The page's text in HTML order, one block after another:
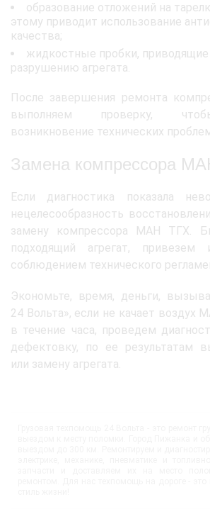
образование отложений на
этому приводит использование
качества;
жидкостные пробки,
разрушению агрегата.
После завершения ремонта
выполняем проверку,
возникновение технических
Замена компрессора
Если диагностика показала
нецелесообразность
замену компрессора МАН ТГХ.
подходящий агрегат,
соблюдением технического
Экономьте, время, деньги,
24 Вольта», если не качает воздух
в течение часа, проведем
дефектовку, по ее результатам
или замену агрегата.